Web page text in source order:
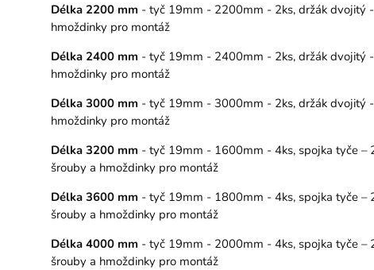
Délka 2200 mm - tyč 19mm - 2200mm - 2ks, držák dvojitý -
hmoždinky pro montáž
Délka 2400 mm - tyč 19mm - 2400mm - 2ks, držák dvojitý -
hmoždinky pro montáž
Délka 3000 mm - tyč 19mm - 3000mm - 2ks, držák dvojitý -
hmoždinky pro montáž
Délka 3200 mm - tyč 19mm - 1600mm - 4ks, spojka tyče –
šrouby a hmoždinky pro montáž
Délka 3600 mm - tyč 19mm - 1800mm - 4ks, spojka tyče –
šrouby a hmoždinky pro montáž
Délka 4000 mm - tyč 19mm - 2000mm - 4ks, spojka tyče –
šrouby a hmoždinky pro montáž